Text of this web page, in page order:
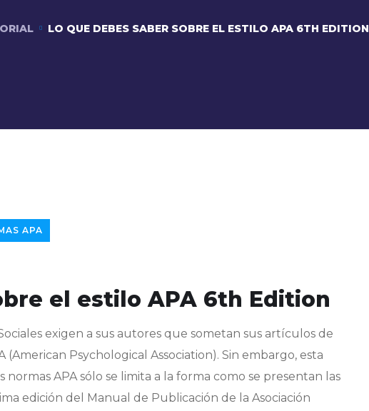
LO QUE DEBES SABER SOBRE EL ESTILO APA 6TH EDITION
APA
el estilo APA 6th Edition
exigen a sus autores que sometan sus artículos de
Psychological Association). Sin embargo, esta
APA sólo se limita a la forma como se presentan las
edición del Manual de Publicación de la Asociación